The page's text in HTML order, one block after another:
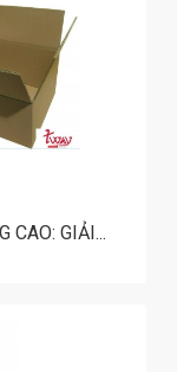
CAO: GIẢI...